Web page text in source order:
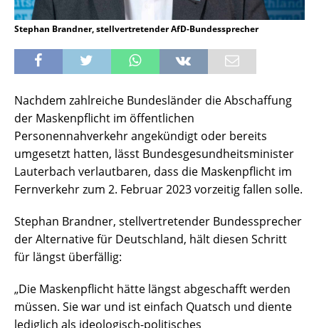
Stephan Brandner, stellvertretender AfD-Bundessprecher
Nachdem zahlreiche Bundesländer die Abschaffung
der Maskenpflicht im öffentlichen
Personennahverkehr angekündigt oder bereits
umgesetzt hatten, lässt Bundesgesundheitsminister
Lauterbach verlautbaren, dass die Maskenpflicht im
Fernverkehr zum 2. Februar 2023 vorzeitig fallen solle.
Stephan Brandner, stellvertretender Bundessprecher
der Alternative für Deutschland, hält diesen Schritt
für längst überfällig:
„Die Maskenpflicht hätte längst abgeschafft werden
müssen. Sie war und ist einfach Quatsch und diente
lediglich als ideologisch-politisches